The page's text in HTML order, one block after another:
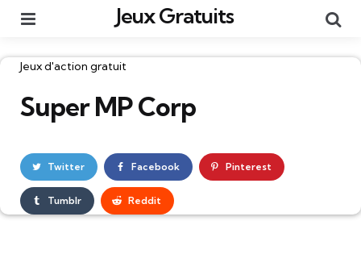
Jeux Gratuits
Catégories
Jeux d'action gratuit
Super MP Corp
Twitter Facebook Pinterest
Tumblr Reddit